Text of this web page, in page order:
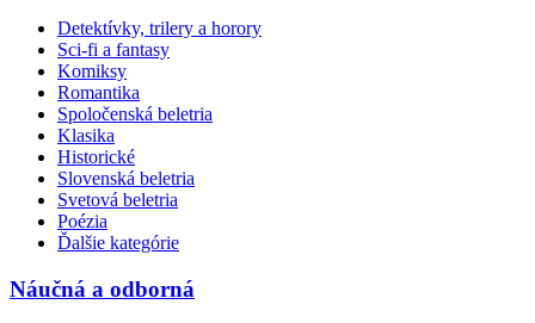
Detektívky, trilery a horory
Sci-fi a fantasy
Komiksy
Romantika
Spoločenská beletria
Klasika
Historické
Slovenská beletria
Svetová beletria
Poézia
Ďalšie kategórie
Náučná a odborná